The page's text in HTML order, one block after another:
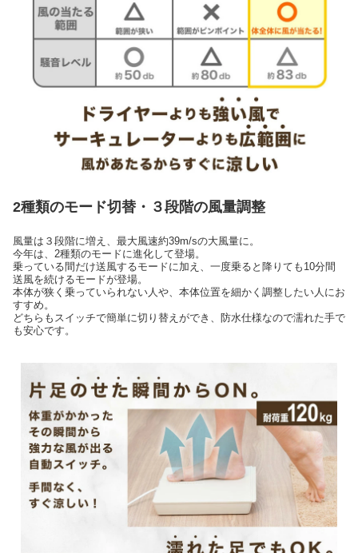
2種類のモード切替・３段階の風量調整
風量は３段階に増え、最大風速約39m/sの大風量に。
今年は、2種類のモードに進化して登場。
乗っている間だけ送風するモードに加え、一度乗ると降りても10分間
送風を続けるモードが登場。
本体が狭く乗っていられない人や、本体位置を細かく調整したい人にお
すすめ。
どちらもスイッチで簡単に切り替えができ、防水仕様なので濡れた手で
も安心です。